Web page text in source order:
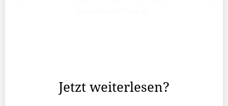
Jetzt weiterlesen?